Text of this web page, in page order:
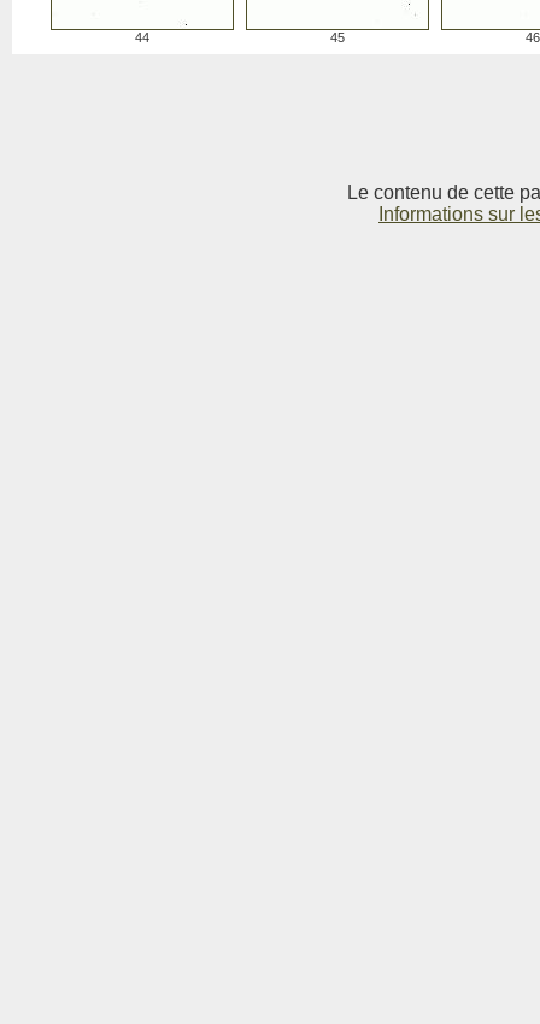
44 45 46
Le contenu de cette
Informations sur